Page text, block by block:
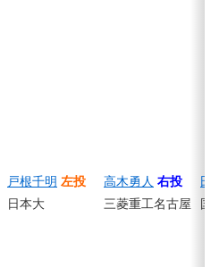
戸根千明 左投
日本大
高木勇人 右投
三菱重工名古屋
田
国